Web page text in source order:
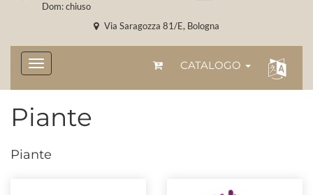
Dom: chiuso
Via Saragozza 81/E, Bologna
CATALOGO
Piante
Piante